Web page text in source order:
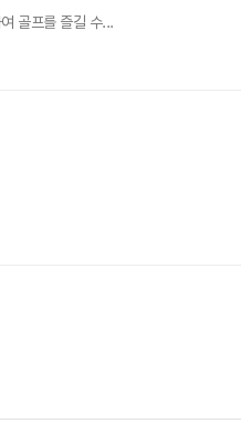
골프를 즐길 수...